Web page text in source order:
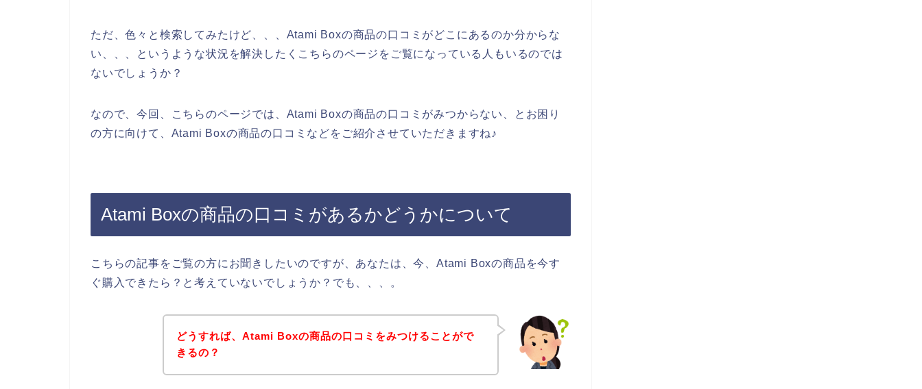
ただ、色々と検索してみたけど、、、Atami Boxの商品の口コミがどこにあるのか分からな
い、、、というような状況を解決したくこちらのページをご覧になっている人もいるのでは
ないでしょうか？
なので、今回、こちらのページでは、Atami Boxの商品の口コミがみつからない、とお困り
の方に向けて、Atami Boxの商品の口コミなどをご紹介させていただきますね♪
Atami Boxの商品の口コミがあるかどうかについて
こちらの記事をご覧の方にお聞きしたいのですが、あなたは、今、Atami Boxの商品を今す
ぐ購入できたら？と考えていないでしょうか？でも、、、。
どうすれば、Atami Boxの商品の口コミをみつけることがで
きるの？